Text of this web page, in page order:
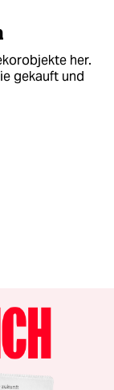
her.
gekauft und